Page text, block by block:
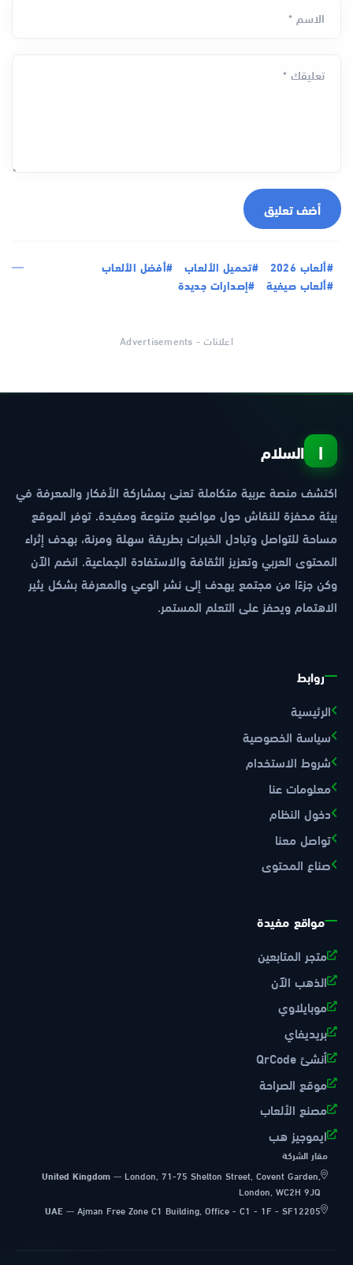
الاسم *
تعليقك *
أضف تعليق
#ألعاب 2026 #تحميل الألعاب
#أفضل الألعاب
#ألعاب صيفية
#إصدارات جديدة
اعلانات - Advertisements
ا السلام
اكتشف منصة عربية متكاملة تعنى بمشاركة الأفكار والمعرفة في
بيئة محفزة للنقاش حول مواضيع متنوعة ومفيدة. توفر الموقع
مساحة للتواصل وتبادل الخبرات بطريقة سهلة ومرنة، بهدف إثراء
المحتوى العربي وتعزيز الثقافة والاستفادة الجماعية. انضم الآن
وكن جزءًا من مجتمع يهدف إلى نشر الوعي والمعرفة بشكل يثير
الاهتمام ويحفز على التعلم المستمر.
روابط
الرئيسية
سياسة الخصوصية
شروط الاستخدام
معلومات عنا
دخول النظام
تواصل معنا
صناع المحتوى
مواقع مفيدة
متجر المتابعين
الذهب الآن
موبايلاوي
بريديفاي
أنشئ QrCode
موقع الصراحة
مصنع الألعاب
ايموجيز هب
مقار الشركة
United Kingdom — London, 71-75 Shelton Street, Covent Garden,
London, WC2H 9JQ
UAE — Ajman Free Zone C1 Building, Office - C1 - 1F - SF12205